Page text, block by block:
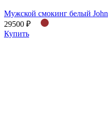
Мужской смокинг белый John
29500 ₽
Купить